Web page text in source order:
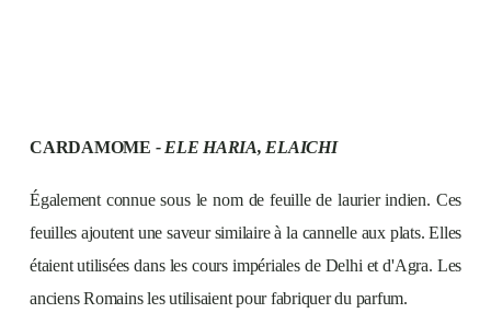
CARDAMOME - ELE HARIA, ELAICHI
Également connue sous le nom de feuille de laurier indien. Ces
feuilles ajoutent une saveur similaire à la cannelle aux plats. Elles
étaient utilisées dans les cours impériales de Delhi et d'Agra. Les
anciens Romains les utilisaient pour fabriquer du parfum.